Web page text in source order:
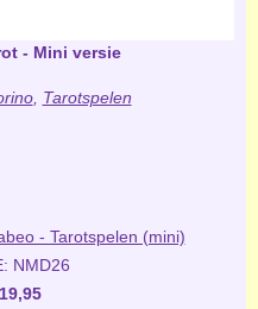
- Mini versie
, Tarotspelen
- Tarotspelen (mini)
NMD26